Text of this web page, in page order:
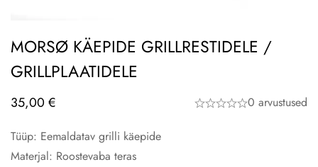
MORSØ KÄEPIDE GRILLRESTIDELE /
GRILLPLAATIDELE
35,00 € 0 arvustused
Tüüp: Eemaldatav grilli käepide
Materjal: Roostevaba teras